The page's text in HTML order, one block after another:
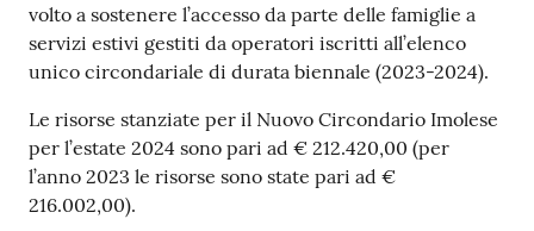
volto a sostenere l’accesso da parte delle famiglie a
servizi estivi gestiti da operatori iscritti all’elenco
unico circondariale di durata biennale (2023-2024).
Le risorse stanziate per il Nuovo Circondario Imolese
per l’estate 2024 sono pari ad € 212.420,00 (per
l’anno 2023 le risorse sono state pari ad €
216.002,00).